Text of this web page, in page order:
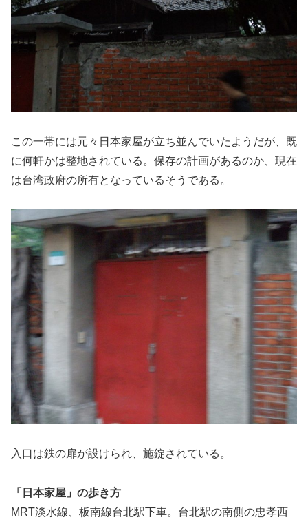
この一帯には元々日本家屋が立ち並んでいたようだが、既
に何軒かは整地されている。保存の計画があるのか、現在
は台湾政府の所有となっているそうである。
入口は鉄の扉が設けられ、施錠されている。
「日本家屋」の歩き方
MRT淡水線、板南線台北駅下車。台北駅の南側の忠孝西